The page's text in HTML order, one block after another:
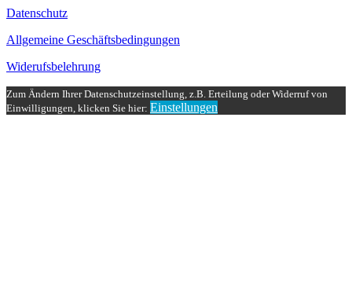
Datenschutz
Allgemeine Geschäftsbedingungen
Widerufsbelehrung
Zum Ändern Ihrer Datenschutzeinstellung, z.B. Erteilung oder Widerruf von
Einwilligungen, klicken Sie hier: Einstellungen